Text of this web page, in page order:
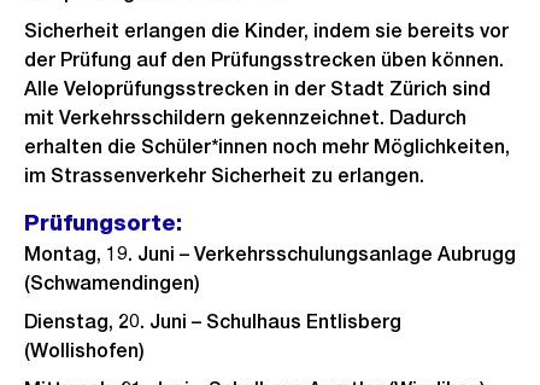
Sicherheit erlangen die Kinder, indem sie bereits vor
der Prüfung auf den Prüfungsstrecken üben können.
Alle Veloprüfungsstrecken in der Stadt Zürich sind
mit Verkehrsschildern gekennzeichnet. Dadurch
erhalten die Schüler*innen noch mehr Möglichkeiten,
im Strassenverkehr Sicherheit zu erlangen.
Prüfungsorte:
Montag, 19. Juni – Verkehrsschulungsanlage Aubrugg
(Schwamendingen)
Dienstag, 20. Juni – Schulhaus Entlisberg
(Wollishofen)